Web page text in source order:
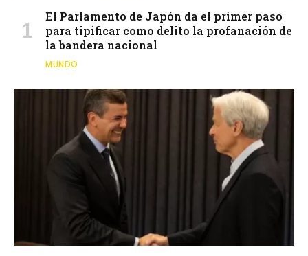
El Parlamento de Japón da el primer paso
para tipificar como delito la profanación de
la bandera nacional
MUNDO